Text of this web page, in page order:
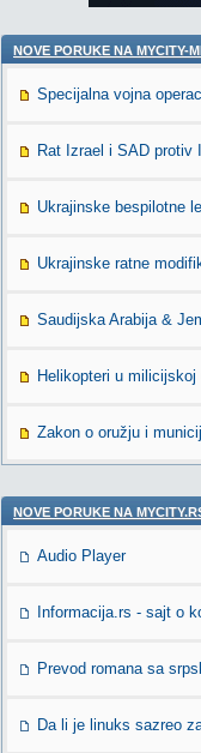
NOVE PORUKE NA MYCITY-
Specijalna vojna
Rat Izrael i SAD protiv
Ukrajinske bespilotne
Ukrajinske ratne
Saudijska Arabija &
Helikopteri u milicijskoj
Zakon o oružju i
NOVE PORUKE NA
Audio Player
Informacija.rs - sajt o
Prevod romana sa
Da li je linuks sazreo